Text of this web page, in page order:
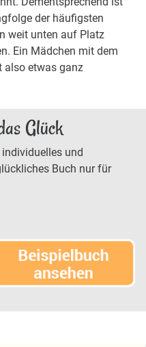
der häufigsten
weit unten auf Platz
Ein Mädchen mit dem
also etwas ganz
Glück
und
Buch nur für